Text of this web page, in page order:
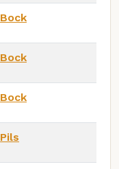
Bock
Bock
Bock
Pils